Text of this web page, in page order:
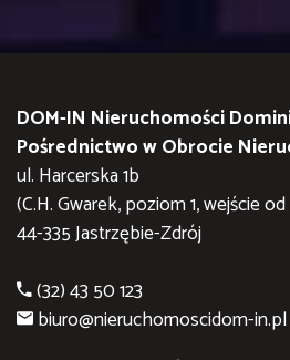
DOM-IN Nieruchomości
Pośrednictwo w Obrocie
ul. Harcerska 1b
(C.H. Gwarek, poziom 1, wejście
44-335 Jastrzębie-Zdrój
(32) 43 50 123
biuro@nieruchomoscidom-in.pl